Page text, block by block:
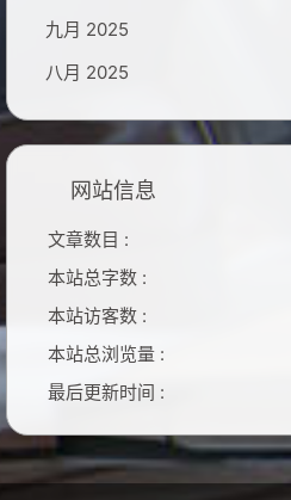
九月 2025
八月 2025
网站信息
文章数目 :
本站总字数 :
本站访客数 :
本站总浏览量 :
最后更新时间 :